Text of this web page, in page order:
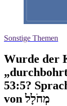
Sonstige Themen
Wurde der
53:5?
von מְחֹלָל